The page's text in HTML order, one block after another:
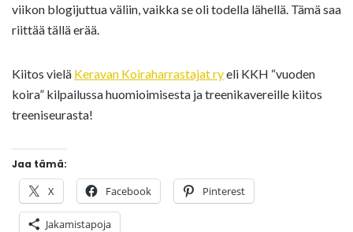
viikon blogijuttua väliin, vaikka se oli todella lähellä. Tämä saa
riittää tällä erää.
Kiitos vielä Keravan Koiraharrastajat ryeli KKH “vuoden
koira” kilpailussa huomioimisesta ja treenikavereille kiitos
treeniseurasta!
Jaa tämä:
X Facebook Pinterest
Jakamistapoja